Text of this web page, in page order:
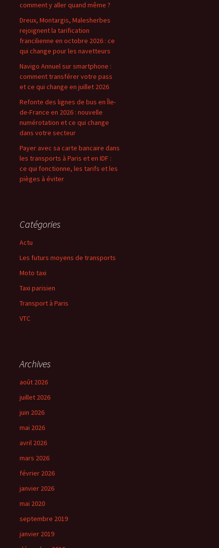
comment y aller quand même ?
Dreux, Montargis, Malesherbes
rejoignent la tarification
francilienne en octobre 2026 : ce
qui change pour les navetteurs
Navigo Annuel sur smartphone :
comment transférer votre pass
et ce qui change en juillet 2026
Refonte des lignes de bus en Île-
de-France en 2026 : nouvelle
numérotation et ce qui change
dans votre secteur
Payer avec sa carte bancaire dans
les transports à Paris et en IDF :
ce qui fonctionne, les tarifs et les
pièges à éviter
Catégories
Actu
Les futurs moyens de transports
Moto taxi
Taxi parisien
Transport à Paris
VTC
Archives
août 2026
juillet 2026
juin 2026
mai 2026
avril 2026
mars 2026
février 2026
janvier 2026
mai 2020
septembre 2019
janvier 2019